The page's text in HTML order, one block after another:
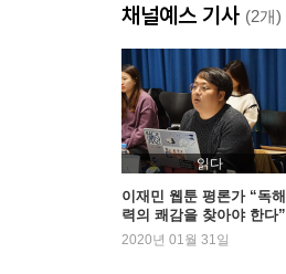
채널예스 기사 (2개)
읽다
이재민 웹툰 평론가 “독해
력의 쾌감을 찾아야 한다”
2020년 01월 31일